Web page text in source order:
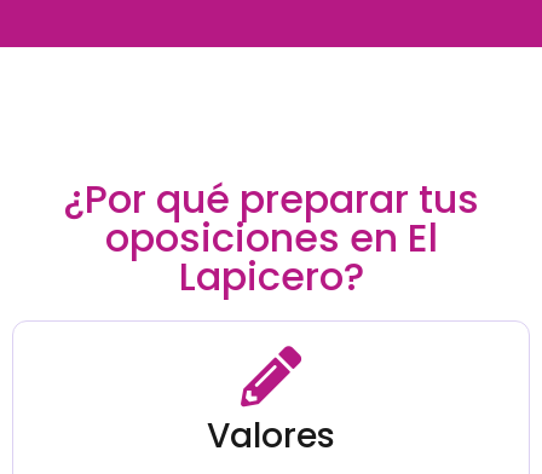
¿Por qué preparar tus
oposiciones en El
Lapicero?
Valores